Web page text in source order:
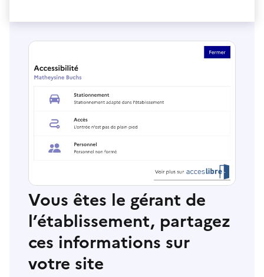
Vous êtes le gérant de
l’établissement, partagez
ces informations sur
votre site